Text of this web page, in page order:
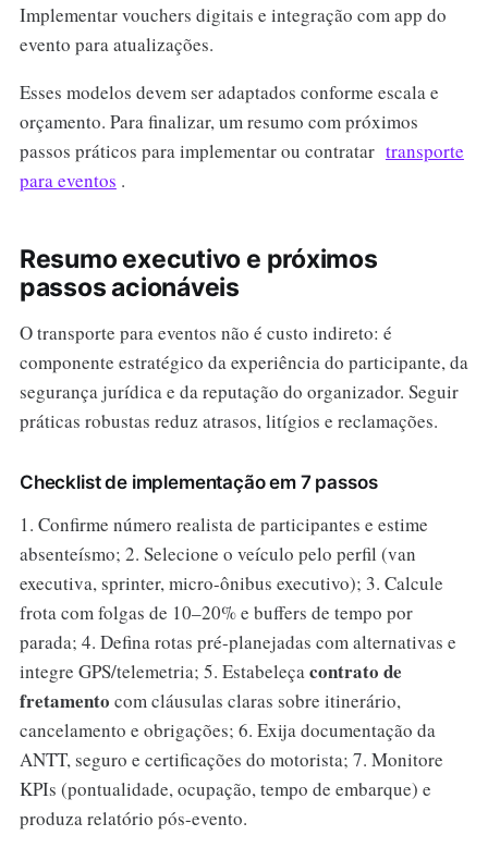
Implementar vouchers digitais e integração com app do
evento para atualizações.
Esses modelos devem ser adaptados conforme escala e
orçamento. Para finalizar, um resumo com próximos
passos práticos para implementar ou contratar transporte
para eventos .
Resumo executivo e próximos
passos acionáveis
O transporte para eventos não é custo indireto: é
componente estratégico da experiência do participante, da
segurança jurídica e da reputação do organizador. Seguir
práticas robustas reduz atrasos, litígios e reclamações.
Checklist de implementação em 7 passos
1. Confirme número realista de participantes e estime
absenteísmo; 2. Selecione o veículo pelo perfil (van
executiva, sprinter, micro-ônibus executivo); 3. Calcule
frota com folgas de 10–20% e buffers de tempo por
parada; 4. Defina rotas pré-planejadas com alternativas e
integre GPS/telemetria; 5. Estabeleçacontrato de
fretamento com cláusulas claras sobre itinerário,
cancelamento e obrigações; 6. Exija documentação da
ANTT, seguro e certificações do motorista; 7. Monitore
KPIs (pontualidade, ocupação, tempo de embarque) e
produza relatório pós-evento.